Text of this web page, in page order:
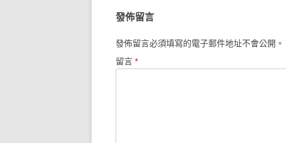
發佈留言
發佈留言必須填寫的電子郵件地址不會公開。
留言 *